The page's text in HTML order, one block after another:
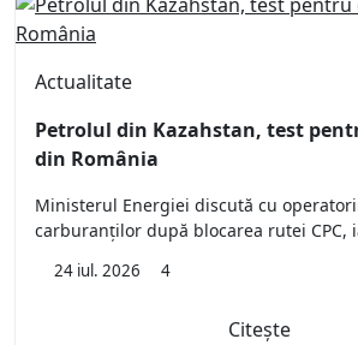
Actualitate
Petrolul din Kazahstan, test
din România
Ministerul Energiei discută cu
carburanților după blocarea rutei CPC,
24 iul. 2026 4
Citește